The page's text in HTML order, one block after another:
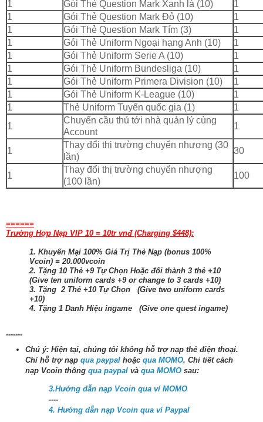
1
Gói Thẻ Question Mark Xanh lá (10)
1
1
Gói Thẻ Question Mark Đỏ (10)
1
1
Gói Thẻ Question Mark Tím (3)
1
1
Gói Thẻ Uniform Ngoại hạng Anh (10)
1
1
Gói Thẻ Uniform Serie A (10)
1
1
Gói Thẻ Uniform Bundesliga (10)
1
1
Gói Thẻ Uniform Primera Division (10)
1
1
Gói Thẻ Uniform K-League (10)
1
1
Thẻ Uniform Tuyển quốc gia (1)
1
1
Chuyển cầu thủ tới nhà quản lý cùng
Account
1
1
Thay đổi thị trường chuyển nhượng (30
lần)
30
1
Thay đổi thị trường chuyển nhượng
(100 lần)
100
======
Trường Hợp Nạp VIP 10 = 10tr vnđ (Charging $448):
1. Khuyến Mại 100% Giá Trị Thẻ Nạp (bonus 100%
Vcoin) = 20.000vcoin
2. Tặng 10 Thẻ +9 Tự Chọn Hoặc đổi thành 3 thẻ +10
(Give ten uniform cards +9 or change to 3 cards +10)
3. Tặng 2 Thẻ +10 Tự Chọn (Give two uniform cards
+10)
4. Tặng 1 Danh Hiệu ingame (Give one quest ingame)
-------
Chú ý: Hiện tại, chúng tôi không hỗ trợ nạp thẻ điện thoại.
Chỉ hỗ trợ nạp qua paypal hoặc qua MOMO. Chi tiết cách
nạp Vcoin thông qua paypalvà qua MOMOsau:
3.Hướng dẫn nạp Vcoin qua ví MOMO
----
4. Hướng dẫn nạp Vcoin qua ví Paypal